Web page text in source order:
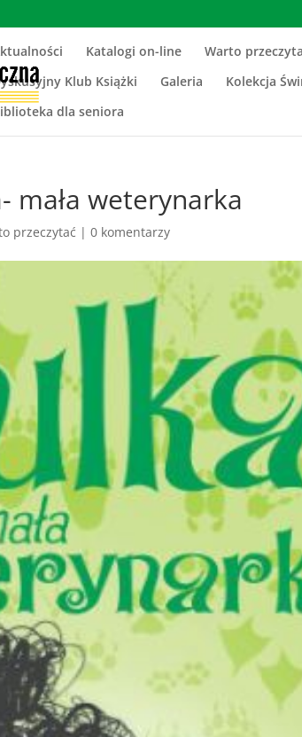
Katalogi on-line Warto
Klub Książki
Galeria Kolekcja
dla seniora
mała weterynarka
przeczytać | 0 komentarzy